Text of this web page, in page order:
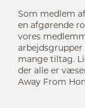
Som medlem
en afgørende
vores
mange tiltag.
der alle er
Away From